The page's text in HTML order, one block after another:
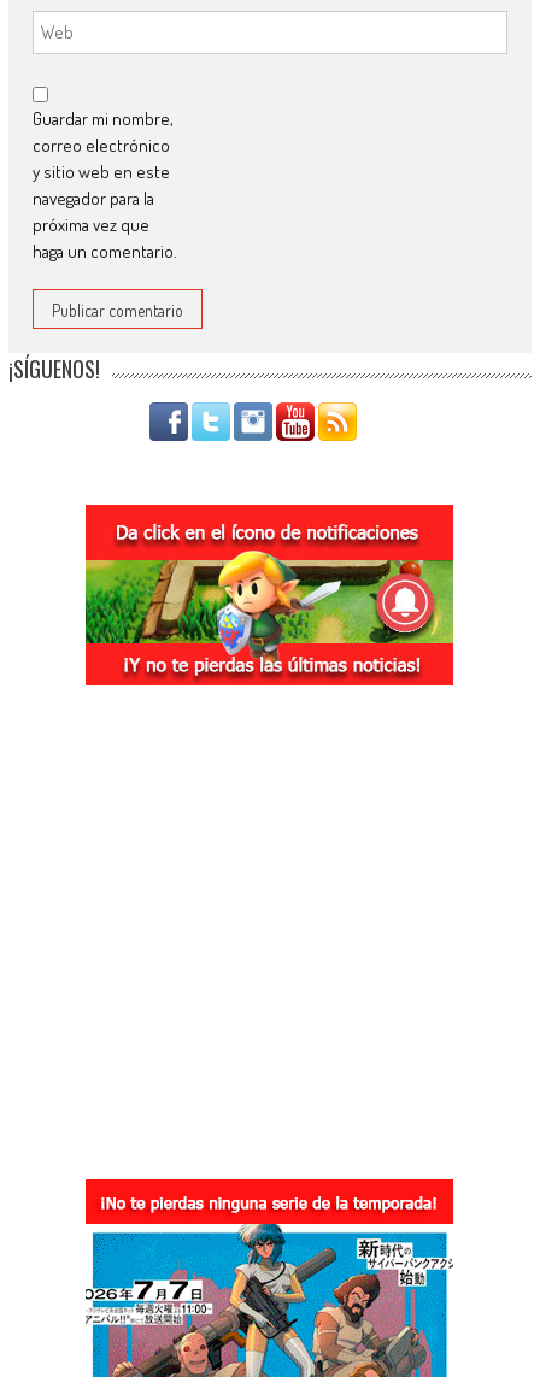
Guardar mi nombre,
correo electrónico
y sitio web en este
navegador para la
próxima vez que
haga un comentario.
¡SÍGUENOS!